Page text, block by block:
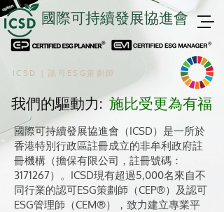
國際可持續發展協進會
ICSD |認可ESG策劃師
我們的驅動力: 施比受更為有福
國際可持續發展協進會（ICSD）是一所於
香港特別行政區註冊成立的非牟利政府註
冊機構（擔保有限公司，註冊號碼：
3171267）。ICSD現有超過5,000名來自不
同行業的認可ESG策劃師（CEP®）及認可
ESG管理師（CEM®），致力建立專業平